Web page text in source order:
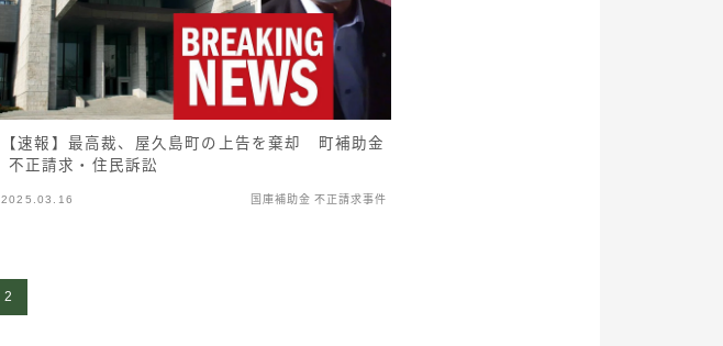
【速報】最高裁、屋久島町の上告を棄却 町補助金
不正請求・住民訴訟
2025.03.16 国庫補助金 不正請求事件
2